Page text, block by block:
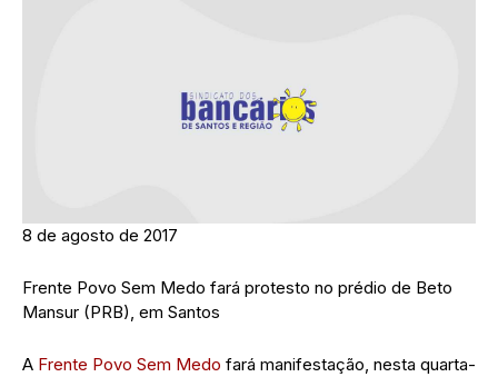
8 de agosto de 2017
Frente Povo Sem Medo fará protesto no prédio de Beto
Mansur (PRB), em Santos
A Frente Povo Sem Medo fará manifestação, nesta quarta-